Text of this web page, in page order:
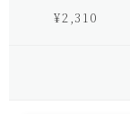
¥2,310